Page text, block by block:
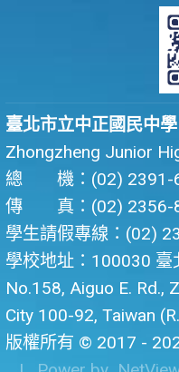
臺北市立中正國民中學
Zhongzheng Junior
總 機：(02) 2391-
傳 真：(02) 2356-
學生請假專線：(02)
學校地址：100030
No.158, Aiguo E. Rd.,
City 100-92, Taiwan
版權所有 © 2017 -